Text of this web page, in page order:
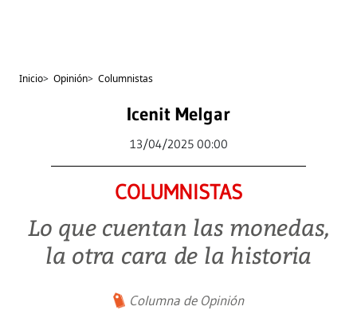
Inicio> Opinión> Columnistas
Icenit Melgar
13/04/2025 00:00
COLUMNISTAS
Lo que cuentan las monedas,
la otra cara de la historia
Columna de Opinión